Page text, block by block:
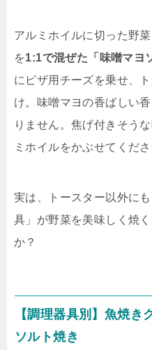
アルミホイルに切った野
を1:1で混ぜた「味噌マヨ
にピザ用チーズを乗せ、
け。味噌マヨの香ばしい
りません。焦げ付きそう
ミホイルをかぶせてくださ
実は、トースター以外に
具」が野菜を美味しく焼
か？
【調理器具別】魚焼き
ソルト焼き